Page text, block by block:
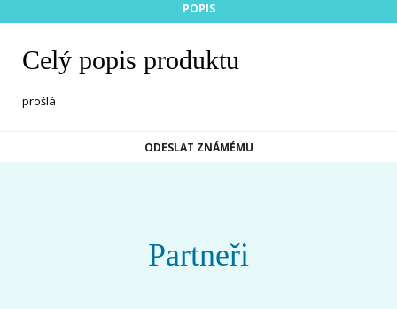
POPIS
Celý popis produktu
prošlá
ODESLAT ZNÁMÉMU
Partneři